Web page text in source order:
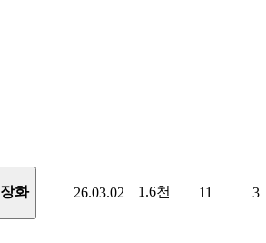
장화 26.03.02 1.6천 11 3